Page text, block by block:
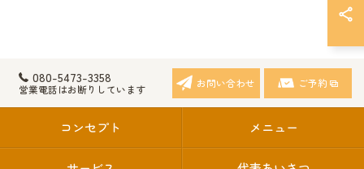
080-5473-3358
営業電話はお断りしています
お問い合わせ ご予約
コンセプト メニュー